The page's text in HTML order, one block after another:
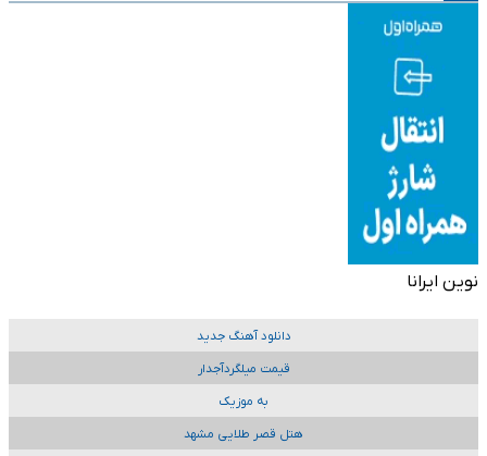
نوین ایرانا
دانلود آهنگ جدید
قیمت میلگردآجدار
به موزیک
هتل قصر طلایی مشهد